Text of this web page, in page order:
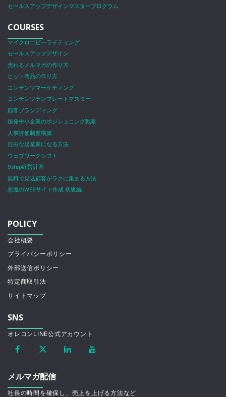
セールスアップデザインマスタープログラム
COURSES
マイクロコピーライティング
セールスアップデザイン
売れるメルマガの作り方
ヒット商品の作り方
コンテンツマーケティング
コンテンツテンプレートマスター
顧客ブランディング
後発中小企業のポジショニング戦略
人事評価制度構築
自由な起業家になる方法
ウェブワークシフト
9step経営計画
無料で見込顧客がラクに集まる方法
悪魔のWEBサイト作成 初級編
POLICY
会社概要
プライバシーポリシー
外部送信ポリシー
特定商取引法
サイトマップ
SNS
オレコンLINE公式アカウント
メルマガ配信
社長の時間を確保し、売上を上げる方法など